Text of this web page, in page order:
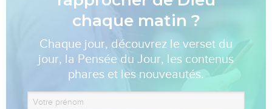
chaque matin ?
Chaque jour, découvrez le verset du
jour, la Pensée du Jour, les contenus
phares et les nouveautés.